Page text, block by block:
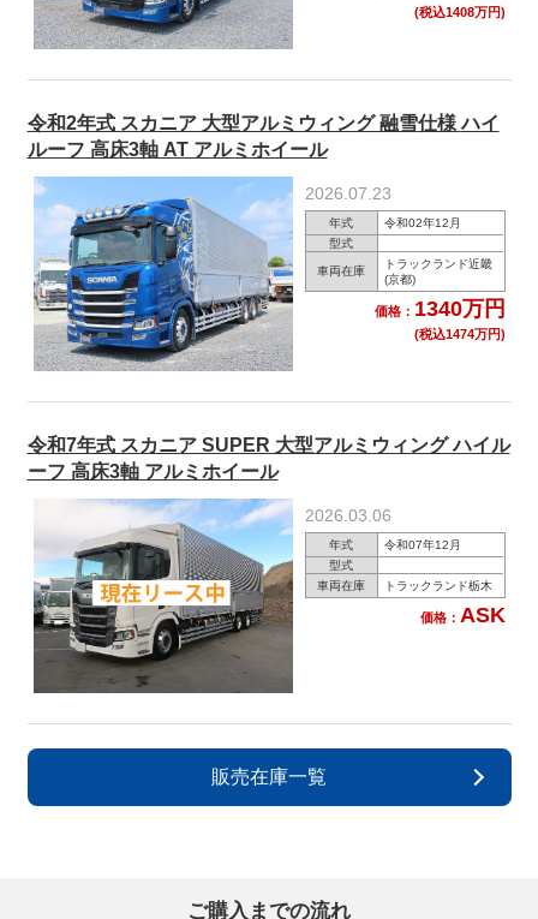
(税込1408万円)
令和2年式 スカニア 大型アルミウィング 融雪仕様 ハイ
ルーフ 高床3軸 AT アルミホイール
2026.07.23
年式
令和02年12月
型式
車両在庫
トラックランド近畿
(京都)
価格： 1340万円
(税込1474万円)
令和7年式 スカニア SUPER 大型アルミウィング ハイル
ーフ 高床3軸 アルミホイール
2026.03.06
年式
令和07年12月
型式
車両在庫
トラックランド栃木
価格： ASK
販売在庫一覧
ご購入までの流れ